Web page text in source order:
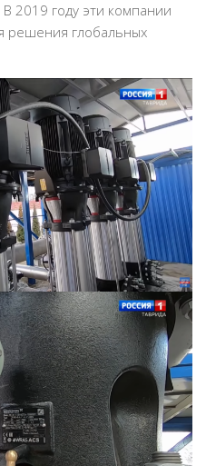
2019 году эти компании
решения глобальных